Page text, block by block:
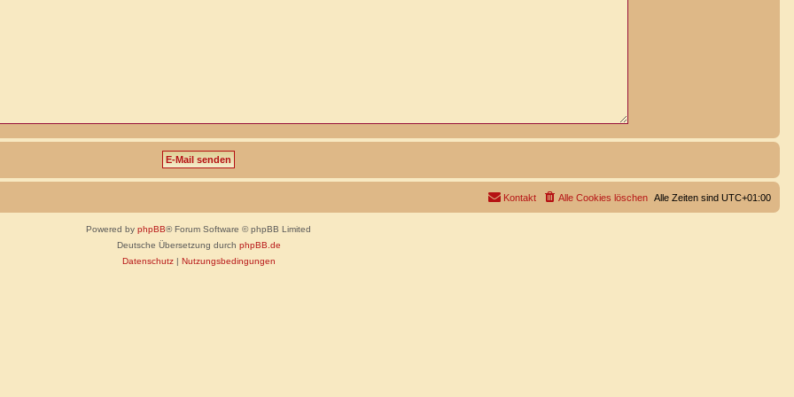
Alle Zeiten sind UTC+01:00
Alle Cookies löschen
Kontakt
Powered by phpBB® Forum Software © phpBB Limited
Deutsche Übersetzung durch phpBB.de
Datenschutz| Nutzungsbedingungen